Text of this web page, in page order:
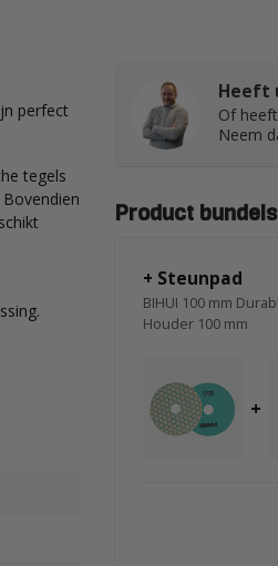
perfect
tegels
Heeft
Of
Neem
Product bundels
+ Steunpad
BIHUI 100 mm
Houder 100 mm
+